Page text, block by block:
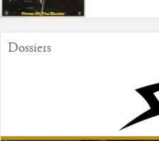
Dossiers